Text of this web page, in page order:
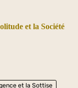
et la Société
et la Sottise